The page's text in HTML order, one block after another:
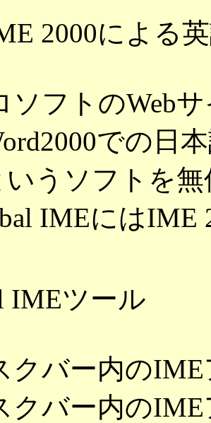
2000による
ソフトのWeb
での日
いうソフトを
IMEにはIME
IMEツール
クバー内の
クバー内の